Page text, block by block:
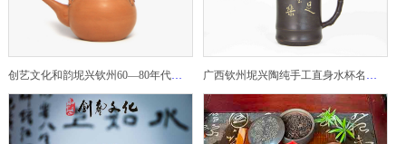
创艺文化和韵坭兴钦州60—80年代坭兴陶老壶——玉奎壶 广西钦州坭兴陶纯手工直身水杯名家陶瓷大师紫砂建水紫陶